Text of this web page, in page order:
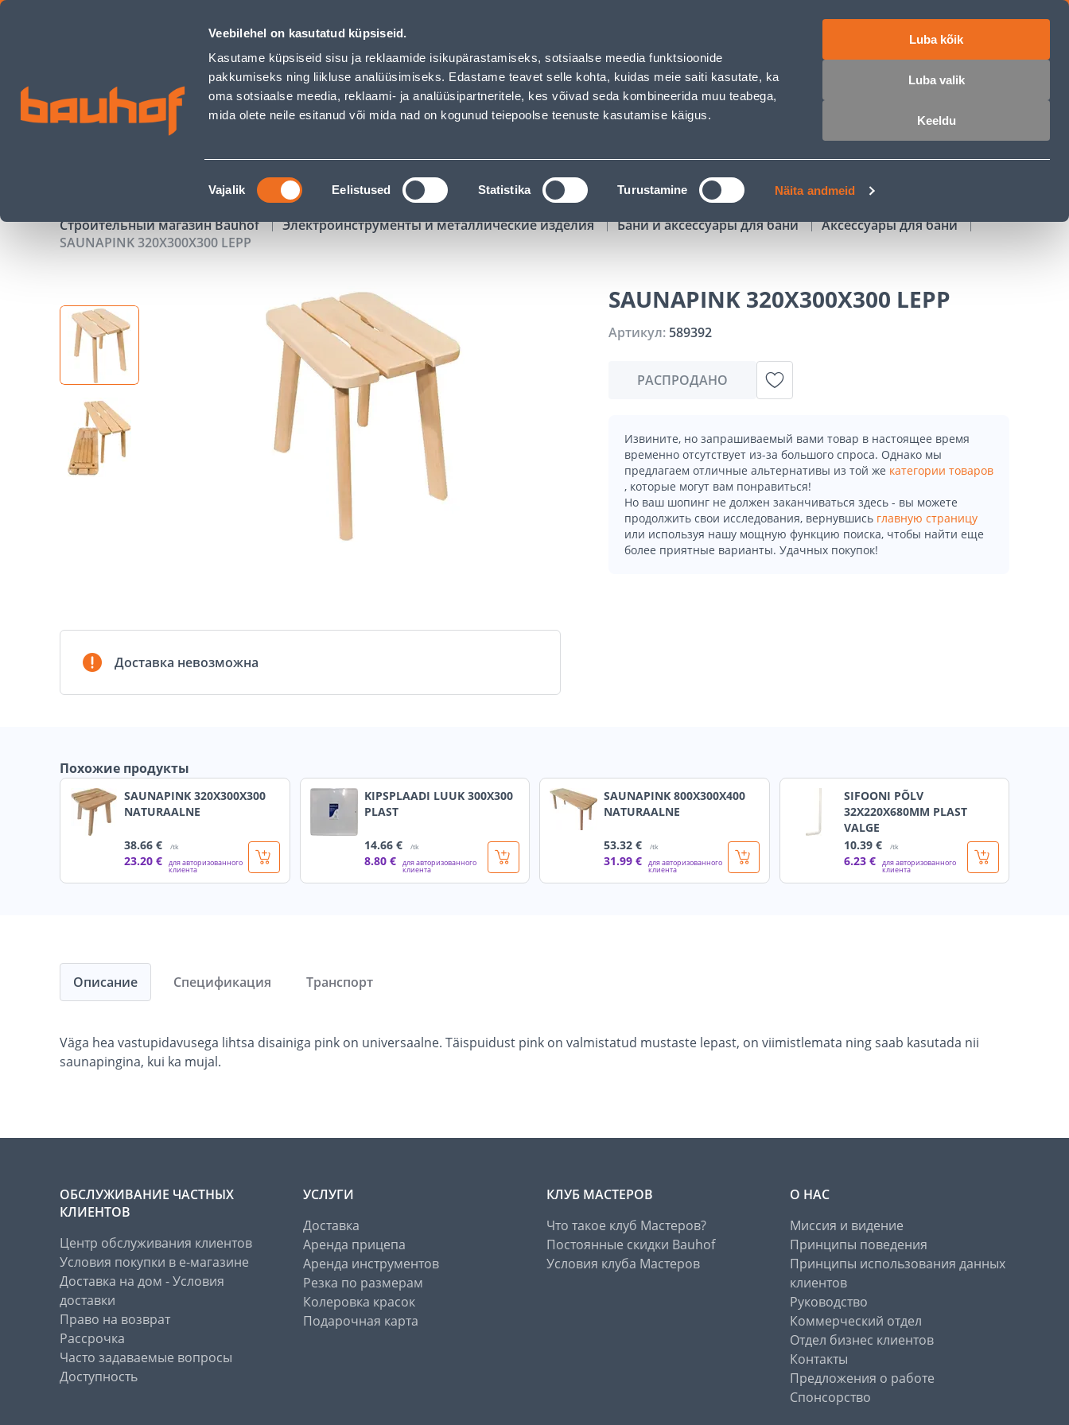
Veebilehel on kasutatud küpsiseid.
Kasutame küpsiseid sisu ja reklaamide isikupärastamiseks, sotsiaalse meedia funktsioonide
pakkumiseks ning liikluse analüüsimiseks. Edastame teavet selle kohta, kuidas meie saiti kasutate, ka
oma sotsiaalse meedia, reklaami- ja analüüsipartneritele, kes võivad seda kombineerida muu teabega,
mida olete neile esitanud või mida nad on kogunud teiepoolse teenuste kasutamise käigus.
Nõusoleku
valik
Vajalik Eelistused Statistika Turustamine Näita andmeid
Luba kõik
Luba valik
Keeldu
SAUNAPINK 320X300X300 LEPP - Bauhof has loaded
Обслуживание бизнес-клиентов Обслуживание частных клиентов Услуги Предложения о работе
ПОИСК
АКЦИИ КАТАЛОГИ АРЕНДА ИНСТРУМЕНТОВ РАССРОЧКА
Строительный магазин Bauhof Электроинструменты и металлические изделия Бани и аксессуары для бани
Аксессуары для бани
SAUNAPINK 320X300X300 LEPP
Доставка невозможна
SAUNAPINK 320X300X300 LEPP
Артикул: 589392
РАСПРОДАНО
Извините, но запрашиваемый вами товар в настоящее время
временно отсутствует из-за большого спроса. Однако мы
предлагаем отличные альтернативы из той же категории товаров
, которые могут вам понравиться!
Но ваш шопинг не должен заканчиваться здесь - вы можете
продолжить свои исследования, вернувшись главную страницу
или используя нашу мощную функцию поиска, чтобы найти еще
более приятные варианты. Удачных покупок!
Похожие продукты
SAUNAPINK 320X300X300
NATURAALNE
38.66 € /tk
23.20 € для авторизованного
клиента
KIPSPLAADI LUUK 300X300
PLAST
14.66 € /tk
8.80 € для авторизованного
клиента
SAUNAPINK 800X300X400
NATURAALNE
53.32 € /tk
31.99 € для авторизованного
клиента
SIFOONI PÕLV
32X220X680MM PLAST
VALGE
10.39 € /tk
6.23 € для авторизованного
клиента
Описание
Väga hea vastupidavusega lihtsa disainiga pink on universaalne. Täispuidust pink on valmistatud mustaste lepast, on viimistlemata ning saab kasutada nii
saunapingina, kui ka mujal.
Спецификация Транспорт
ОБСЛУЖИВАНИЕ ЧАСТНЫХ
КЛИЕНТОВ
Центр обслуживания клиентов
Условия покупки в е-магазине
Доставка на дом - Условия
доставки
Право на возврат
Рассрочка
Часто задаваемые вопросы
Доступность
УСЛУГИ
Доставка
Аренда прицепа
Аренда инструментов
Резка по размерам
Колеровка красок
Подарочная карта
КЛУБ МАСТЕРОВ
Что такое клуб Мастеров?
Постоянные скидки Bauhof
Условия клуба Мастеров
О НАС
Миссия и видение
Принципы поведения
Принципы использования данных
клиентов
Руководство
Коммерческий отдел
Отдел бизнес клиентов
Контакты
Предложения о работе
Спонсорство